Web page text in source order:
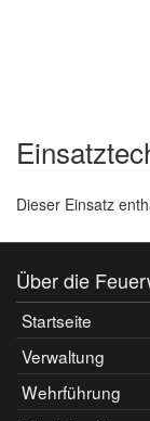
Dieser Einsatz
Über die
Startseite
Verwaltung
Wehrführung